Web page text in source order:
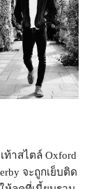
ท้าสไตล์ Oxford
จะถูกเย็บติด